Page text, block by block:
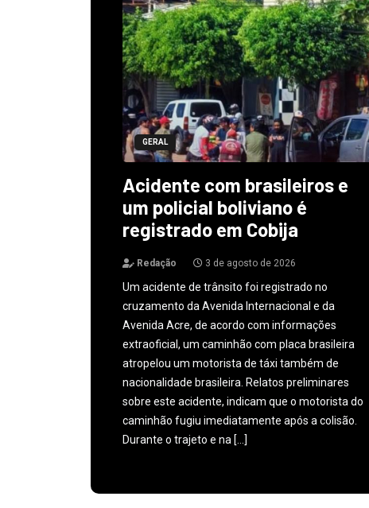
GERAL
Acidente com brasileiros e
um policial boliviano é
registrado em Cobija
Redação 3 de agosto de 2026
Um acidente de trânsito foi registrado no
cruzamento da Avenida Internacional e da
Avenida Acre, de acordo com informações
extraoficial, um caminhão com placa brasileira
atropelou um motorista de táxi também de
nacionalidade brasileira. Relatos preliminares
sobre este acidente, indicam que o motorista do
caminhão fugiu imediatamente após a colisão.
Durante o trajeto e na […]